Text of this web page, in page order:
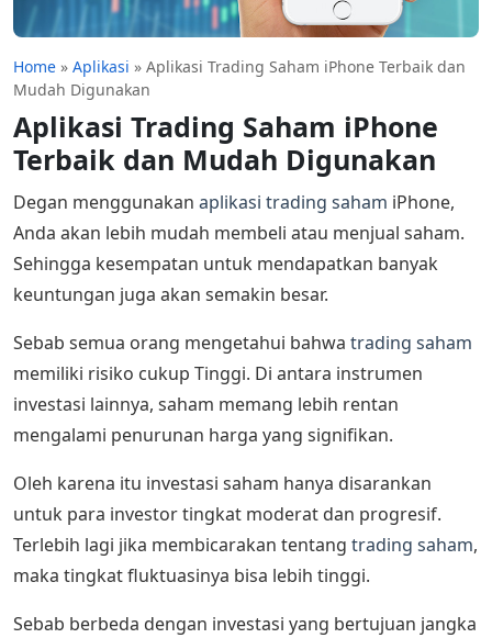
Home » Aplikasi » Aplikasi Trading Saham iPhone Terbaik dan
Mudah Digunakan
Aplikasi Trading Saham iPhone
Terbaik dan Mudah Digunakan
Degan menggunakan aplikasi trading saham iPhone,
Anda akan lebih mudah membeli atau menjual saham.
Sehingga kesempatan untuk mendapatkan banyak
keuntungan juga akan semakin besar.
Sebab semua orang mengetahui bahwa trading saham
memiliki risiko cukup Tinggi. Di antara instrumen
investasi lainnya, saham memang lebih rentan
mengalami penurunan harga yang signifikan.
Oleh karena itu investasi saham hanya disarankan
untuk para investor tingkat moderat dan progresif.
Terlebih lagi jika membicarakan tentang trading saham,
maka tingkat fluktuasinya bisa lebih tinggi.
Sebab berbeda dengan investasi yang bertujuan jangka